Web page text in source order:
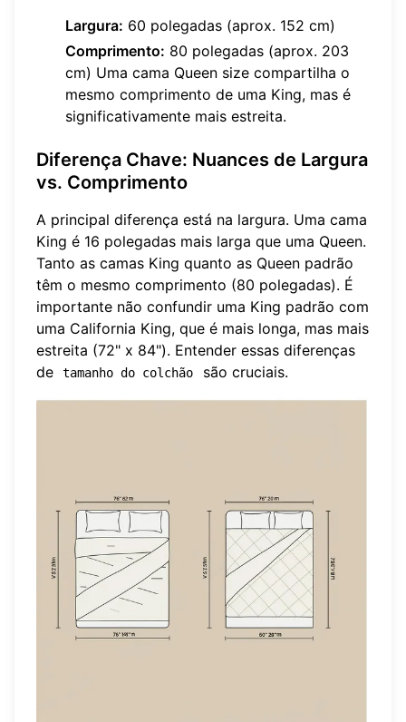
Largura: 60 polegadas (aprox. 152 cm)
Comprimento: 80 polegadas (aprox. 203
cm) Uma cama Queen size compartilha o
mesmo comprimento de uma King, mas é
significativamente mais estreita.
Diferença Chave: Nuances de Largura
vs. Comprimento
A principal diferença está na largura. Uma cama
King é 16 polegadas mais larga que uma Queen.
Tanto as camas King quanto as Queen padrão
têm o mesmo comprimento (80 polegadas). É
importante não confundir uma King padrão com
uma California King, que é mais longa, mas mais
estreita (72" x 84"). Entender essas diferenças
de
tamanho do colchão são cruciais.